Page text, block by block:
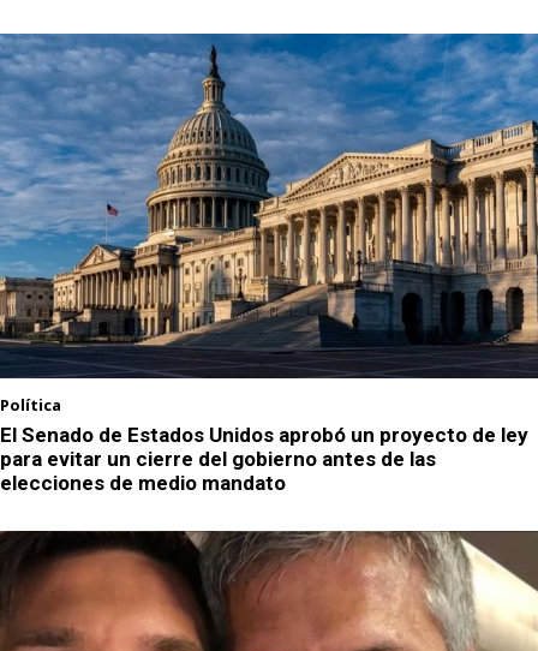
Política
El Senado de Estados Unidos aprobó un proyecto de ley
para evitar un cierre del gobierno antes de las
elecciones de medio mandato